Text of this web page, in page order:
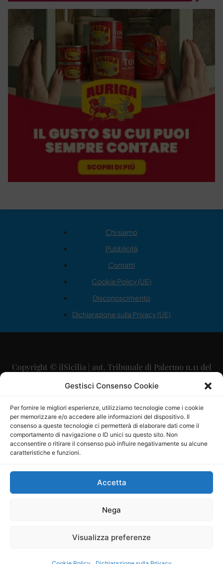
Gestisci Consenso Cookie
Per fornire le migliori esperienze, utilizziamo tecnologie come i cookie
per memorizzare e/o accedere alle informazioni del dispositivo. Il
consenso a queste tecnologie ci permetterà di elaborare dati come il
comportamento di navigazione o ID unici su questo sito. Non
acconsentire o ritirare il consenso può influire negativamente su alcune
caratteristiche e funzioni.
Accetta
Nega
Visualizza preferenze
Chi siamo
Pubblicità
Contatti
Cookie Policy (UE)
Disconoscimento
Dichiarazione sulla Privacy (UE)
Copyright © ilSicilia | aut. Tribunale di Palermo n.11 del
29/09/2015
Direttore Editoriale: Maurizio Scaglione
Direttore Responsabile: Maria Calabrese
P.IVA: 06334930820
Mercurio Comunicazione Società Cooperativa a r.l. è
iscritta al Registro degli Operatori di Comunicazione al
Sito gestito daLa Digitale srl–info@ladigitale.it